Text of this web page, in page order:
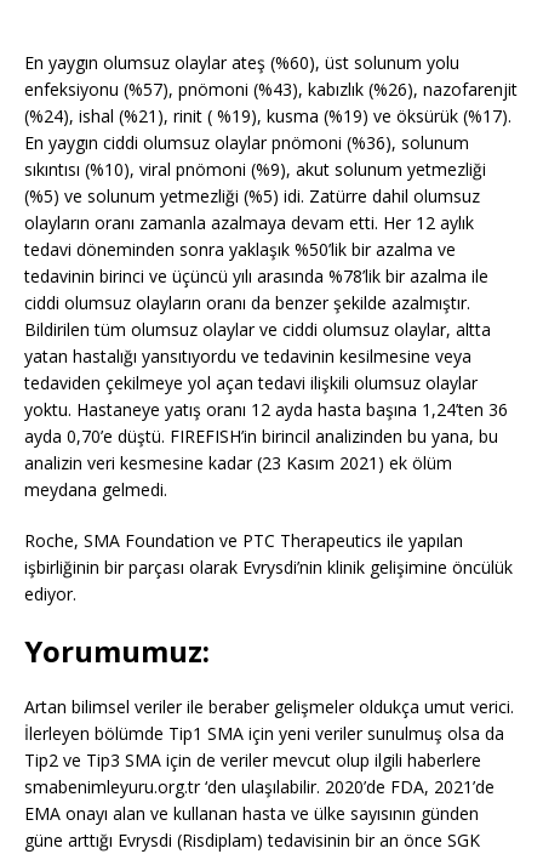
En yaygın olumsuz olaylar ateş (%60), üst solunum yolu
enfeksiyonu (%57), pnömoni (%43), kabızlık (%26), nazofarenjit
(%24), ishal (%21), rinit ( %19), kusma (%19) ve öksürük (%17).
En yaygın ciddi olumsuz olaylar pnömoni (%36), solunum
sıkıntısı (%10), viral pnömoni (%9), akut solunum yetmezliği
(%5) ve solunum yetmezliği (%5) idi. Zatürre dahil olumsuz
olayların oranı zamanla azalmaya devam etti. Her 12 aylık
tedavi döneminden sonra yaklaşık %50’lik bir azalma ve
tedavinin birinci ve üçüncü yılı arasında %78’lik bir azalma ile
ciddi olumsuz olayların oranı da benzer şekilde azalmıştır.
Bildirilen tüm olumsuz olaylar ve ciddi olumsuz olaylar, altta
yatan hastalığı yansıtıyordu ve tedavinin kesilmesine veya
tedaviden çekilmeye yol açan tedavi ilişkili olumsuz olaylar
yoktu. Hastaneye yatış oranı 12 ayda hasta başına 1,24’ten 36
ayda 0,70’e düştü. FIREFISH’in birincil analizinden bu yana, bu
analizin veri kesmesine kadar (23 Kasım 2021) ek ölüm
meydana gelmedi.
Roche, SMA Foundation ve PTC Therapeutics ile yapılan
işbirliğinin bir parçası olarak Evrysdi’nin klinik gelişimine öncülük
ediyor.
Yorumumuz:
Artan bilimsel veriler ile beraber gelişmeler oldukça umut verici.
İlerleyen bölümde Tip1 SMA için yeni veriler sunulmuş olsa da
Tip2 ve Tip3 SMA için de veriler mevcut olup ilgili haberlere
smabenimleyuru.org.tr ‘den ulaşılabilir. 2020’de FDA, 2021’de
EMA onayı alan ve kullanan hasta ve ülke sayısının günden
güne arttığı Evrysdi (Risdiplam) tedavisinin bir an önce SGK